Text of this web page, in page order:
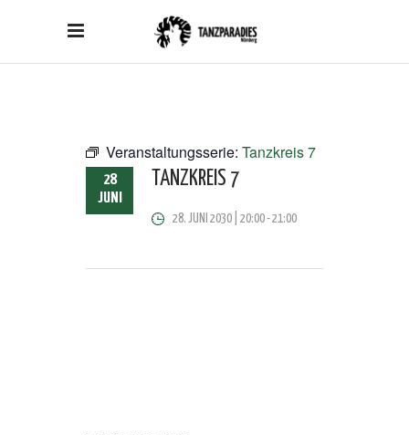
Veranstaltungsserie: Tanzkreis 7
28
JUNI
TANZKREIS 7
28. JUNI 2030 | 20:00-21:00